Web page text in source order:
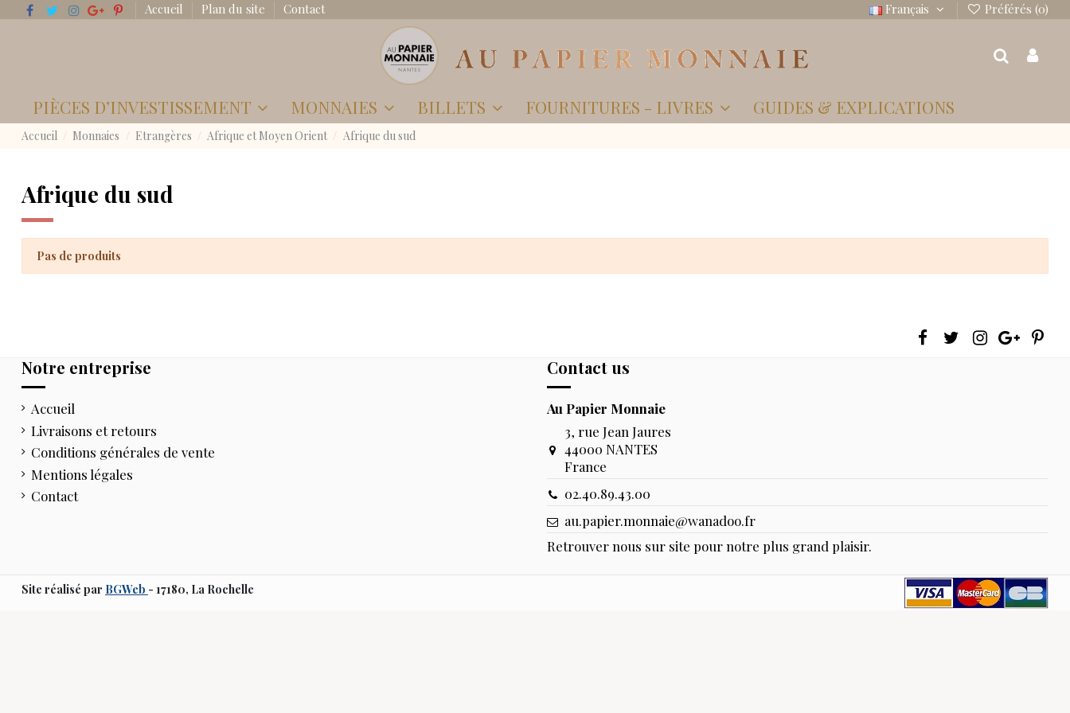
Accueil Plan du site Contact Français Préférés (0)
PIÈCES D’INVESTISSEMENT MONNAIES BILLETS FOURNITURES - LIVRES GUIDES & EXPLICATIONS
Accueil Monnaies Etrangères Afrique et Moyen Orient Afrique du sud
Afrique du sud
Pas de produits
Notre entreprise
Accueil
Livraisons et retours
Conditions générales de vente
Mentions légales
Contact
Contact us
Au Papier Monnaie
3, rue Jean Jaures
44000 NANTES
France
02.40.89.43.00
au.papier.monnaie@wanadoo.fr
Retrouver nous sur site pour notre plus grand plaisir.
Site réalisé par BGWeb - 17180, La Rochelle